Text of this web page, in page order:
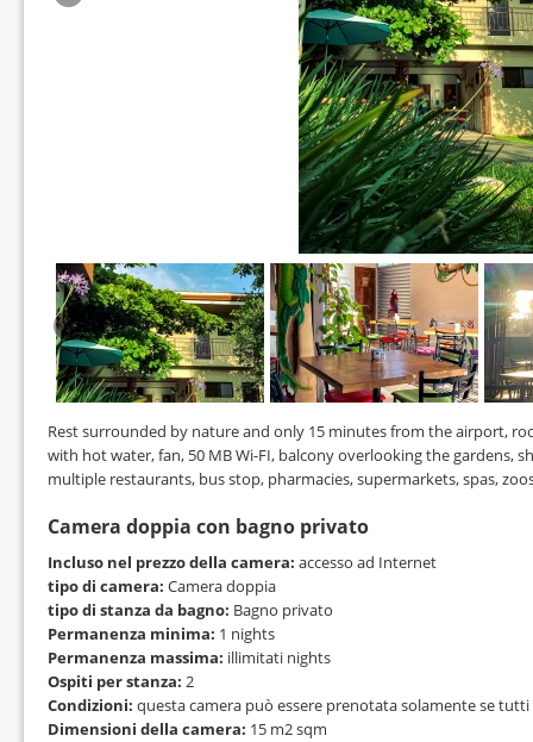
Rest surrounded by nature and only 15 minutes from the airport,
with hot water, fan, 50 MB Wi-FI, balcony overlooking the gardens,
multiple restaurants, bus stop, pharmacies, supermarkets, spas,
Camera doppia con bagno privato
Incluso nel prezzo della camera: accesso ad Internet
tipo di camera: Camera doppia
tipo di stanza da bagno: Bagno privato
Permanenza minima: 1 nights
Permanenza massima: illimitati nights
Ospiti per stanza: 2
Condizioni: questa camera può essere prenotata solamente se
Dimensioni della camera: 15 m2 sqm